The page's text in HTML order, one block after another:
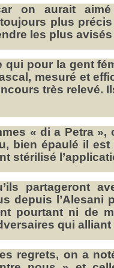
on aurait
plus
les plus
qui pour la gent
mesuré et
très relevé.
« di a Petra
bien épaulé il
stérilisé
partageront
depuis l’Alesani
pourtant ni de
qui
regrets, on a